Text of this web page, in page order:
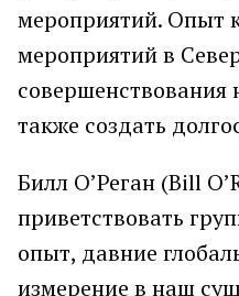
мероприятий. Опыт
мероприятий в
также создать
Билл О’Реган (Bill
приветствовать
опыт, давние
измерение в наш